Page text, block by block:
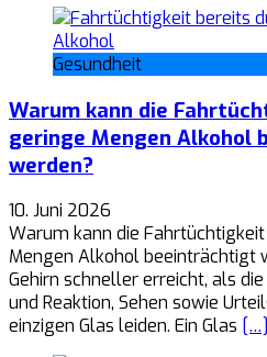
Gesundheit
Warum kann die
geringe Mengen Alkohol
werden?
10. Juni 2026
Warum kann die
Mengen Alkohol beeinträchtigt
Gehirn schneller erreicht, als
und Reaktion, Sehen sowie
einzigen Glas leiden. Ein Glas […]